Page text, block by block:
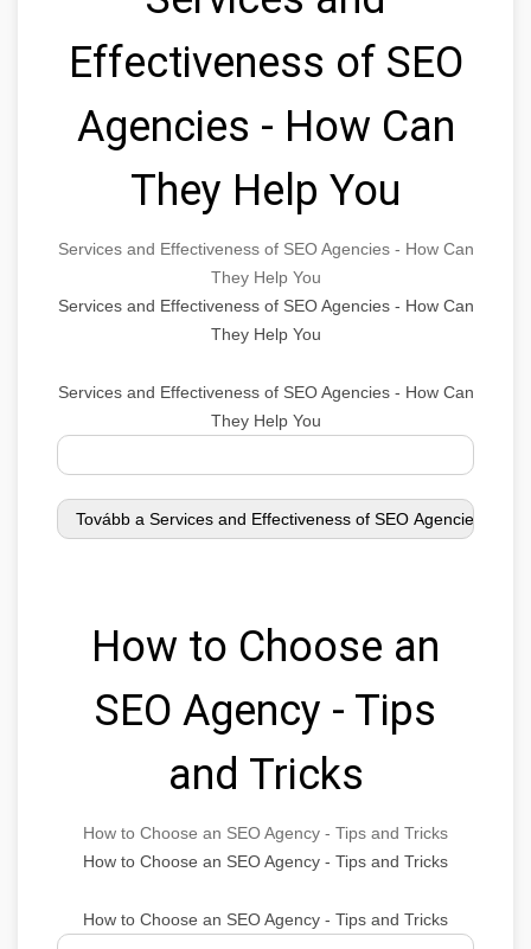
Effectiveness of SEO
Agencies - How Can
They Help You
Services and Effectiveness of SEO Agencies - How Can
They Help You
Services and Effectiveness of SEO Agencies - How Can
They Help You
Services and Effectiveness of SEO Agencies - How Can
They Help You
How to Choose an
SEO Agency - Tips
and Tricks
How to Choose an SEO Agency - Tips and Tricks
How to Choose an SEO Agency - Tips and Tricks
How to Choose an SEO Agency - Tips and Tricks